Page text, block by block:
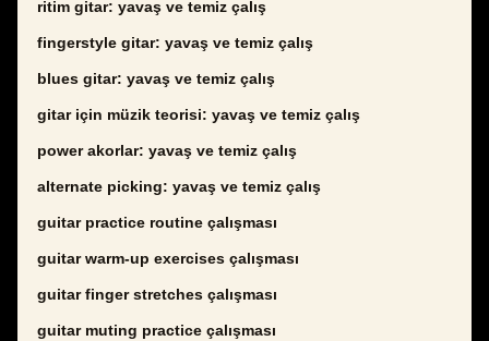
ritim gitar: yavaş ve temiz çalış
fingerstyle gitar: yavaş ve temiz çalış
blues gitar: yavaş ve temiz çalış
gitar için müzik teorisi: yavaş ve temiz çalış
power akorlar: yavaş ve temiz çalış
alternate picking: yavaş ve temiz çalış
guitar practice routine çalışması
guitar warm-up exercises çalışması
guitar finger stretches çalışması
guitar muting practice çalışması